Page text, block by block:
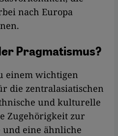
nach Europa
Pragmatismus?
einem wichtigen
die zentralasiatischen
und kulturelle
Zugehörigkeit zur
und eine ähnliche